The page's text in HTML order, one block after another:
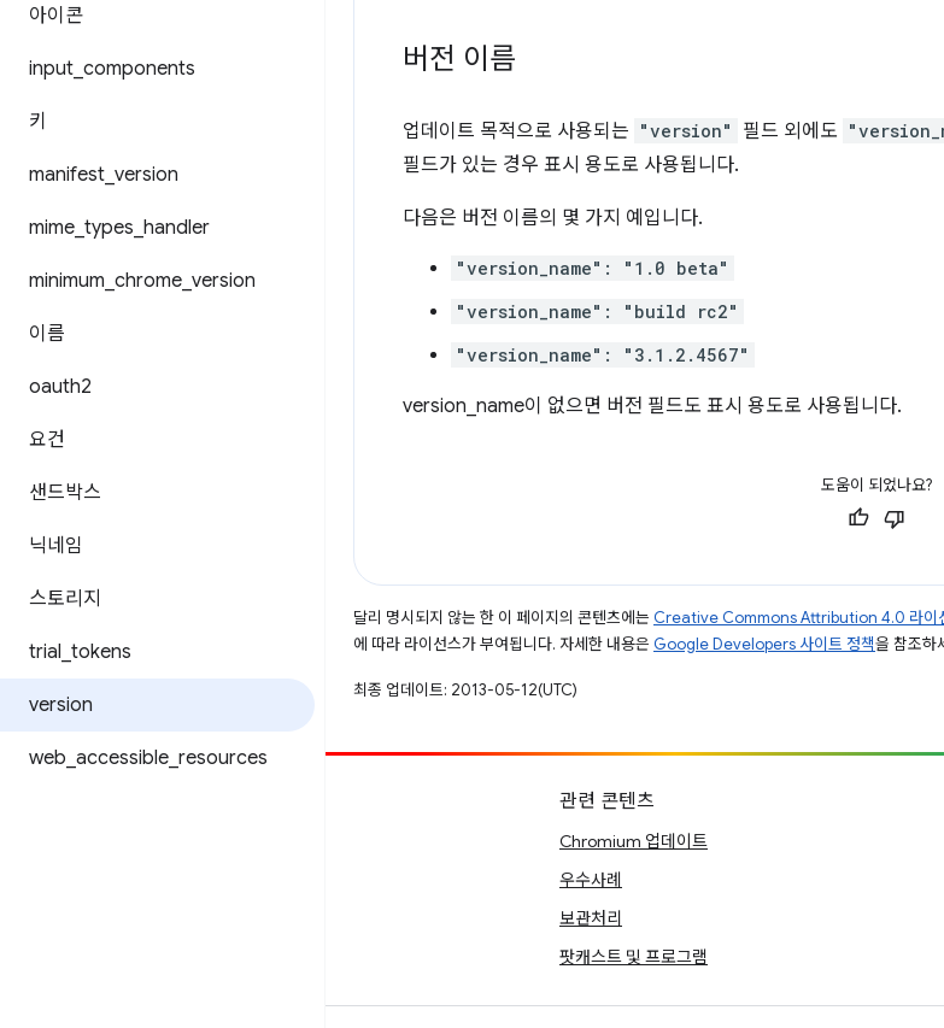
아이콘
input components
키
manifest version
mime types handler
minimum chrome version
이름
oauth2
요건
샌드박스
닉네임
스토리지
trial tokens
version
web accessible resources
버전 이름
업데이트 목적으로 사용되는 "version" 필드 외에도
필드가 있는 경우 표시 용도로 사용됩니다.
다음은 버전 이름의 몇 가지 예입니다.
"version_name": "1.0 beta"
"version_name": "build rc2"
"version_name": "3.1.2.4567"
version_name이 없으면 버전 필드도 표시 용도로 사용됩니다.
도움이 되었나요?
달리 명시되지 않는 한 이 페이지의 콘텐츠에는 Creative Commons Attribution 4.0 라이
에 따라 라이선스가 부여됩니다. 자세한 내용은 Google Developers 사이트 정책을 참조하
최종 업데이트: 2013-05-12(UTC)
관련 콘텐츠
Chromium 업데이트
우수사례
보관처리
팟캐스트 및 프로그램